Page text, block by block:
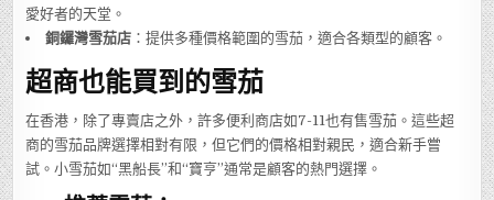
愛好者的天堂。
銅鑼灣雪茄店 ：提供多種價格範圍的雪茄，適合各類型的顧客。
超商也能買到的雪茄
在香港，除了專賣店之外，許多便利商店如7-11也有售雪茄。這些超
商的雪茄品牌選擇相對有限，但它們的價格相對親民，適合新手嘗
試。小雪茄如“黑船長”和“寶亨”通常是顧客的熱門選擇。